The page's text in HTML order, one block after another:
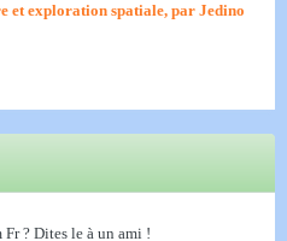
et exploration spatiale, par Jedino
Fr ? Dites le à un ami !